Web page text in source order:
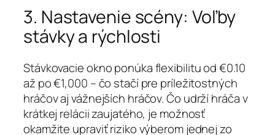
3. Nastavenie scény: Voľby
stávky a rýchlosti
Stávkovacie okno ponúka flexibilitu od €0.10
až po €1,000 – čo stačí pre príležitostných
hráčov aj vážnejších hráčov. Čo udrží hráča v
krátkej relácii zaujatého, je možnosť
okamžite upraviť riziko výberom jednej zo